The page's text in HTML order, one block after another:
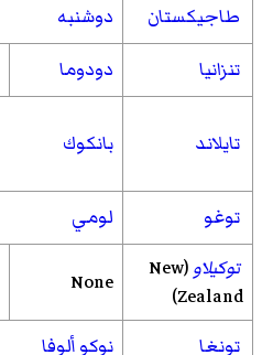
طاجيكستان
دوشنبه
تنزانيا
دودوما
تايلاند بانكوك
توغو
لومي
توكيلاو (New
Zealand)
None
تونغا نوكو ألوفا